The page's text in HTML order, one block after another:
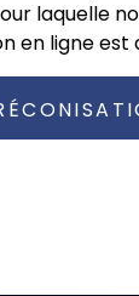
laquelle
en ligne est